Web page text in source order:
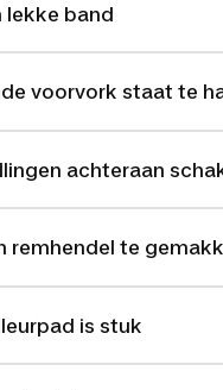
lekke band
voorvork staat te
achteraan
remhendel te
is stuk